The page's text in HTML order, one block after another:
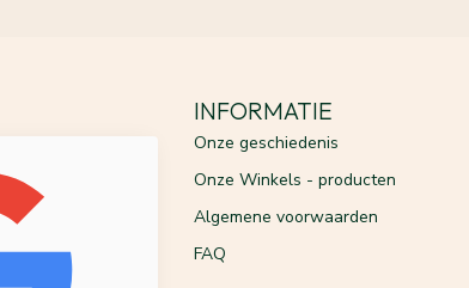
INFORMATIE
Onze geschiedenis
Onze Winkels - producten
Algemene voorwaarden
FAQ